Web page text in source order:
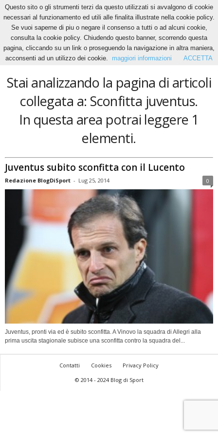
Home Tags Sconfitta juventus
Sconfitta juventus
Stai analizzando la pagina di articoli
collegata a: Sconfitta juventus.
In questa area potrai leggere 1
elementi.
Juventus subito sconfitta con il Lucento
Redazione BlogDiSport - Lug 25, 2014 0
Juventus, pronti via ed è subito sconfitta. A Vinovo la squadra di Allegri alla
prima uscita stagionale subisce una sconfitta contro la squadra del...
Contatti Cookies
Privacy Policy
© 2014 - 2024 Blog di Sport
Questo sito o gli strumenti terzi da questo utilizzati si avvalgono di cookie
necessari al funzionamento ed utili alle finalita illustrate nella cookie policy.
Se vuoi saperne di piu o negare il consenso a tutti o ad alcuni cookie,
consulta la cookie policy. Chiudendo questo banner, scorrendo questa
pagina, cliccando su un link o proseguendo la navigazione in altra maniera,
acconsenti ad un utilizzo dei cookie.
maggiori informazioni ACCETTA